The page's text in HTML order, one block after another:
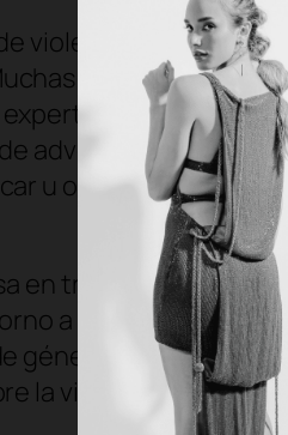
violencia de pareja
mujeres han
amigos,
advertencia clave.
u ofrecer ayuda.
en tres pilares
a la juventud y la
género a través de
la violencia de